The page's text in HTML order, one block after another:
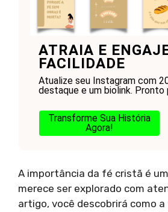
ATRAIA E
FACILIDADE
Atualize seu Instagram com
destaque e um biolink. Pronto
Transforme Sua História
Agora!
A importância da fé cristã é
merece ser explorado com
artigo, você descobrirá como